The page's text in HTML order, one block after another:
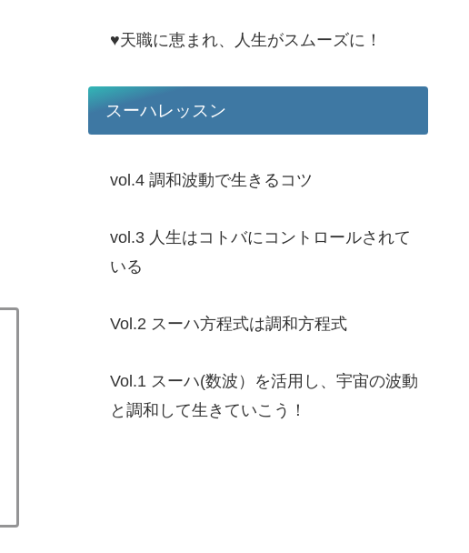
♥天職に恵まれ、人生がスムーズに！
スーハレッスン
vol.4 調和波動で生きるコツ
vol.3 人生はコトバにコントロールされて
いる
Vol.2 スーハ方程式は調和方程式
Vol.1 スーハ(数波）を活用し、宇宙の波動
と調和して生きていこう！